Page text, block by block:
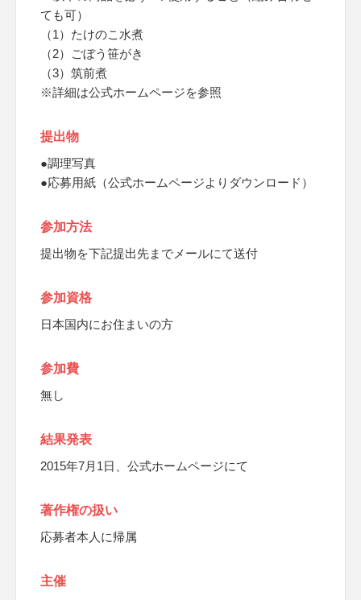
ても可）
（1）たけのこ水煮
（2）ごぼう笹がき
（3）筑前煮
※詳細は公式ホームページを参照
提出物
●調理写真
●応募用紙（公式ホームページよりダウンロード）
参加方法
提出物を下記提出先までメールにて送付
参加資格
日本国内にお住まいの方
参加費
無し
結果発表
2015年7月1日、公式ホームページにて
著作権の扱い
応募者本人に帰属
主催